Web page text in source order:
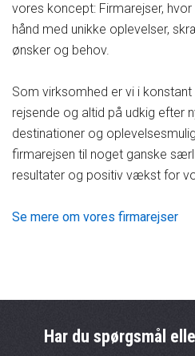
vores koncept: Firmarejser,
hånd med unikke oplevelser,
ønsker og behov.
Som virksomhed er vi i konstant
rejsende og altid på udkig efter
destinationer og
firmarejsen til noget ganske
resultater og positiv vækst for
Se mere om vores firmarejser
Har du spørgsmål